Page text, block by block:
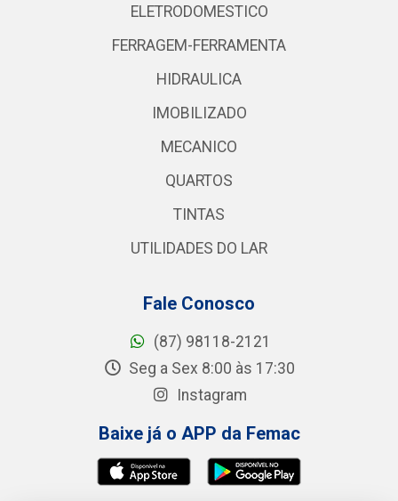
ELETRODOMESTICO
FERRAGEM-FERRAMENTA
HIDRAULICA
IMOBILIZADO
MECANICO
QUARTOS
TINTAS
UTILIDADES DO LAR
Fale Conosco
(87) 98118-2121
Seg a Sex 8:00 às 17:30
Instagram
Baixe já o APP da Femac